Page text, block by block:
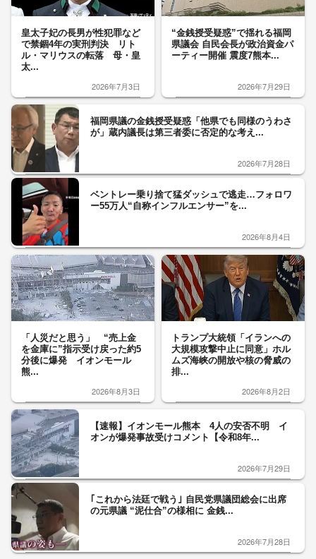
皇太子妃の長男が性犯罪など
で禁錮4年の実刑判決 リト
ル・マリウスの転落 母・皇
太...
2026年7月3日
“金銭授受疑惑”で揺れる福岡
県議会 自民会長が政治資金パ
ーティー開催 震度7熊本...
2026年7月29日
福岡県議の金銭授受疑惑「他県でも同様のうわさ
が」蔵内議長は第三者委に否定的な考え...
2026年7月28日
ベントレー乗り捨て猛ダッシュで逃走…フォロワ
ー55万人“自称インフルエンサー”を...
2026年8月4日
「人災だと思う」 “売上金
を金庫に”指示受け戻った約5
分後に爆発 イオンモール
熊...
2026年8月3日
トランプ大統領「イランへの
大規模攻撃中止に同意」ホル
ムズ海峡の開放や核の脅威の
排...
2026年8月2日
【速報】イオンモール熊本 4人の安否不明 イ
オンが爆発事故受けコメント【令和8年...
2026年7月29日
｢これから法廷で戦う｣ 自民党県議団総会に出席
の元県議 “泥仕合”の様相に 金銭...
2026年7月28日